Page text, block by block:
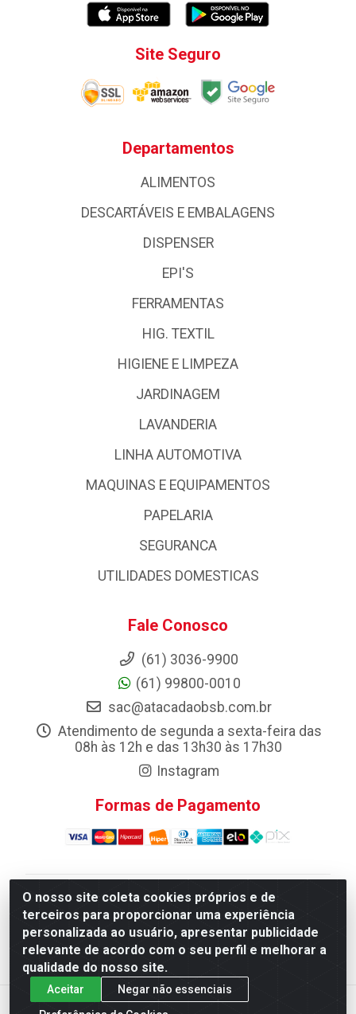
O nosso site coleta cookies próprios e de
terceiros para proporcionar uma experiência
personalizada ao usuário, apresentar publicidade
relevante de acordo com o seu perfil e melhorar a
qualidade do nosso site.
Aceitar
Negar não essenciais
Site Seguro
Departamentos
ALIMENTOS
DESCARTÁVEIS E EMBALAGENS
DISPENSER
EPI'S
FERRAMENTAS
HIG. TEXTIL
HIGIENE E LIMPEZA
JARDINAGEM
LAVANDERIA
LINHA AUTOMOTIVA
MAQUINAS E EQUIPAMENTOS
PAPELARIA
SEGURANCA
UTILIDADES DOMESTICAS
Fale Conosco
(61) 3036-9900
(61) 99800-0010
sac@atacadaobsb.com.br
Atendimento de segunda a sexta-feira das
08h às 12h e das 13h30 às 17h30
Instagram
Formas de Pagamento
Atacadao da Limpeza F. Pereira Queiroz Comercio e
Distribuicao LTDA - Quadra Qi 10 Lotes 39 e, 41 - Setor
Industrial (Taguatinga), Brasília/DF - CEP 72.135-100 -
CNPJ 13.184.675/0001-80